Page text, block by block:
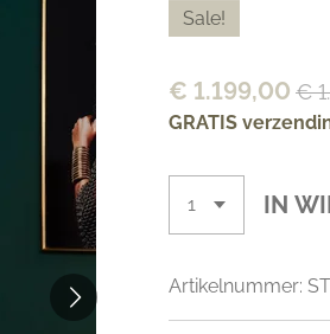
Sale!
€ 1.199,00 €
GRATIS
IN
Artikelnummer: